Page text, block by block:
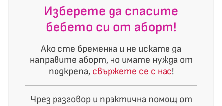
Изберете да спасите
бебето си от аборт!
Ако сте бременна и не искате да
направите аборт, но имате нужда от
подкрепа, свържете се с нас!
Чрез разговор и практична помощ от